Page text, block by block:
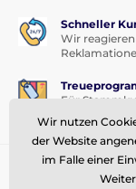
Schneller
Wir
Für
Sie brauchen Rat
Wir nutzen
der Website
im Falle einer